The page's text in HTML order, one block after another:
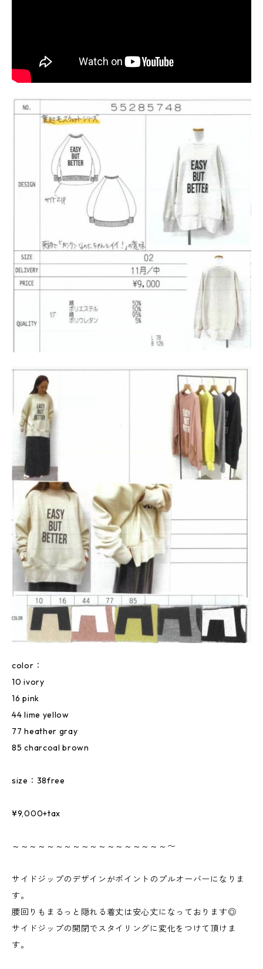
color：
10 ivory
16 pink
44 lime yellow
77 heather gray
85 charcoal brown
size：38free
¥9,000+tax
～～～～～～～～～～～～～～～～～～〜
サイドジップのデザインがポイントのプルオーバーになりま
す。
腰回りもまるっと隠れる着丈は安心丈になっております◎
サイドジップの開閉でスタイリングに変化をつけて頂けま
す。